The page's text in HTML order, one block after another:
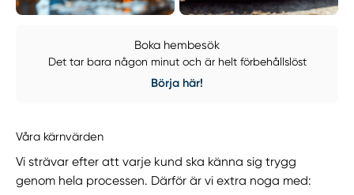
Boka hembesök
Det tar bara någon minut och är helt förbehållslöst
Börja här!
Våra kärnvärden
Vi strävar efter att varje kund ska känna sig trygg
genom hela processen. Därför är vi extra noga med: